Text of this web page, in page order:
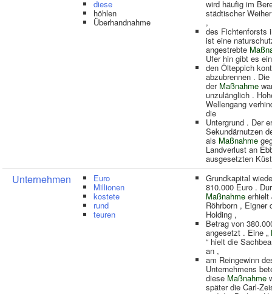
diese
höhlen
Überhandnahme
wird häufig im
städtischer
,
des Fichtenforsts
ist eine
angestrebte
Ufer hin gibt es
den Ölteppich
abzubrennen .
der Maßnahme
unzulänglich .
Wellengang
die
Untergrund . Der
Sekundärnutzen
als Maßnahme
Landverlust an
ausgesetzten
Unternehmen Euro
Millionen
kostete
rund
teuren
Grundkapital
810.000 Euro .
Maßnahme erhielt
Röhrborn , Eigner
Holding ,
Betrag von
angesetzt . Eine „
“ hielt die
an ,
am Reingewinn
Unternehmens
diese Maßnahme
später die Carl-